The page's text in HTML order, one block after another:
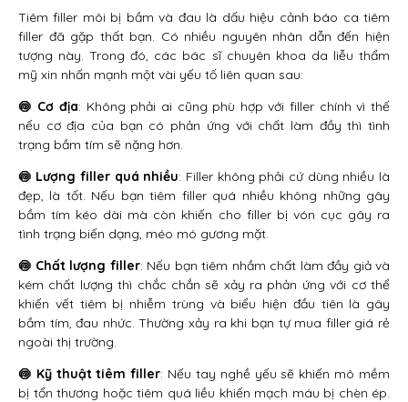
Tiêm filler môi bị bầm và đau là dấu hiệu cảnh báo ca tiêm
filler đã gặp thất bạn. Có nhiều nguyên nhân dẫn đến hiện
tượng này. Trong đó, các bác sĩ chuyên khoa da liễu thẩm
mỹ xin nhấn mạnh một vài yếu tố liên quan sau:
🍥 Cơ địa: Không phải ai cũng phù hợp với filler chính vì thế
nếu cơ địa của bạn có phản ứng với chất làm đầy thì tình
trạng bầm tím sẽ nặng hơn.
🍥 Lượng filler quá nhiều: Filler không phải cứ dùng nhiều là
đẹp, là tốt. Nếu bạn tiêm filler quá nhiều không những gây
bầm tím kéo dài mà còn khiến cho filler bị vón cục gây ra
tình trạng biến dạng, méo mó gương mặt.
🍥 Chất lượng filler: Nếu bạn tiêm nhầm chất làm đầy giả và
kém chất lượng thì chắc chắn sẽ xảy ra phản ứng với cơ thể
khiến vết tiêm bị nhiễm trùng và biểu hiện đầu tiên là gây
bầm tím, đau nhức. Thường xảy ra khi bạn tự mua filler giá rẻ
ngoài thị trường.
🍥 Kỹ thuật tiêm filler: Nếu tay nghề yếu sẽ khiến mô mềm
bị tổn thương hoặc tiêm quá liều khiến mạch máu bị chèn ép.